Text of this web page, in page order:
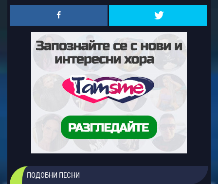
ПОДОБНИ ПЕСНИ